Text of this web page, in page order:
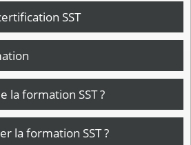
SST
la formation SST ?
la formation SST ?